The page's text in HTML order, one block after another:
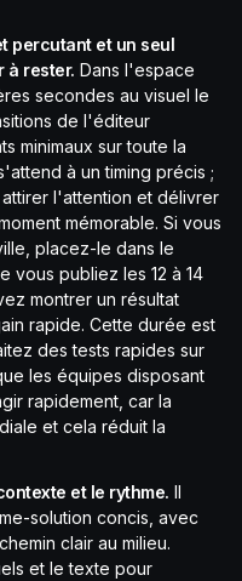
percutant et un seul
à rester. Dans l'espace
secondes au visuel le
de l'éditeur
minimaux sur toute la
à un timing précis ;
l'attention et délivrer
mémorable. Si vous
placez-le dans le
vous publiez les 12 à 14
montrer un résultat
rapide. Cette durée est
des tests rapides sur
les équipes disposant
rapidement, car la
et cela réduit la
et le rythme. Il
solution concis, avec
clair au milieu.
et le texte pour